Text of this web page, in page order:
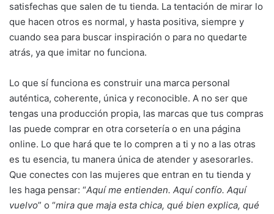
satisfechas que salen de tu tienda. La tentación de mirar lo
que hacen otros es normal, y hasta positiva, siempre y
cuando sea para buscar inspiración o para no quedarte
atrás, ya que imitar no funciona.
Lo que sí funciona es construir una marca personal
auténtica, coherente, única y reconocible. A no ser que
tengas una producción propia, las marcas que tus compras
las puede comprar en otra corsetería o en una página
online. Lo que hará que te lo compren a ti y no a las otras
es tu esencia, tu manera única de atender y asesorarles.
Que conectes con las mujeres que entran en tu tienda y
les haga pensar: “Aquí me entienden. Aquí confío. Aquí
vuelvo” o “mira que maja esta chica, qué bien explica, qué